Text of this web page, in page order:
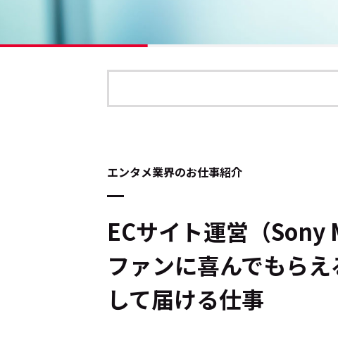
エンタメ業界のお仕事紹介
ECサイト運営（Sony
ファンに喜んでもら
して届ける仕事